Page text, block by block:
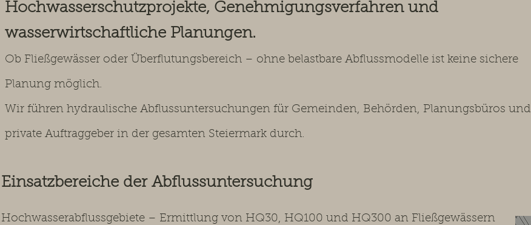
Hochwasserschutzprojekte, Genehmigungsverfahren und
wasserwirtschaftliche Planungen.
Ob Fließgewässer oder Überflutungsbereich – ohne belastbare Abflussmodelle ist keine sichere
Planung möglich.
Wir führen hydraulische Abflussuntersuchungen für Gemeinden, Behörden, Planungsbüros und
private Auftraggeber in der gesamten Steiermark durch.
Einsatzbereiche der Abflussuntersuchung
Hochwasserabflussgebiete – Ermittlung von HQ30, HQ100 und HQ300 an Fließgewässern